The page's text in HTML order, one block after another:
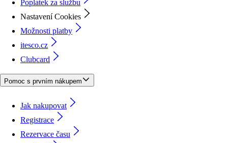
Poplatek za službu
Nastavení Cookies
Možnosti platby
itesco.cz
Clubcard
Pomoc s prvním nákupem
Jak nakupovat
Registrace
Rezervace času